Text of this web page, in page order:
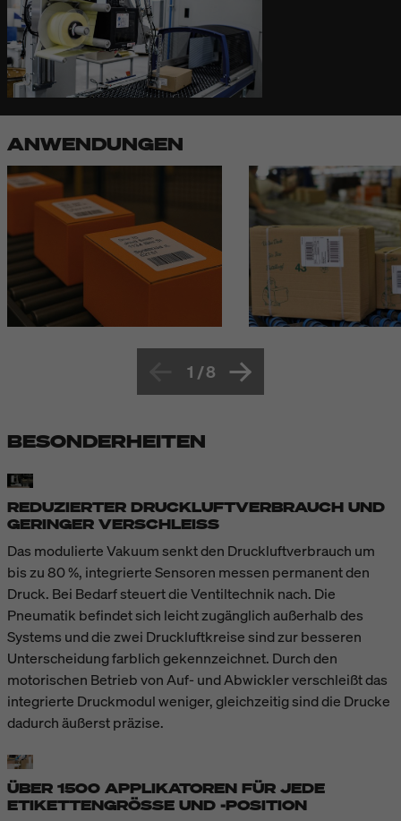
ANWENDUNGEN
1 /8
BESONDERHEITEN
REDUZIERTER DRUCKLUFTVERBRAUCH UND
GERINGER VERSCHLEISS
Das modulierte Vakuum senkt den Druckluftverbrauch um
bis zu 80 %, integrierte Sensoren messen permanent den
Druck. Bei Bedarf steuert die Ventiltechnik nach. Die
Pneumatik befindet sich leicht zugänglich außerhalb des
Systems und die zwei Druckluftkreise sind zur besseren
Unterscheidung farblich gekennzeichnet. Durch den
motorischen Betrieb von Auf- und Abwickler verschleißt das
integrierte Druckmodul weniger, gleichzeitig sind die Drucke
dadurch äußerst präzise.
ÜBER 1500 APPLIKATOREN FÜR JEDE
ETIKETTENGRÖSSE UND -POSITION